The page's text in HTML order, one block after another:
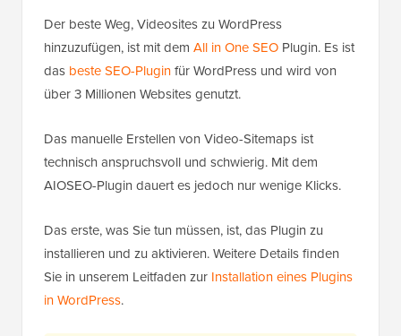
Der beste Weg, Videosites zu WordPress
hinzuzufügen, ist mit dem All in One SEO Plugin. Es ist
das beste SEO-Pluginfür WordPress und wird von
über 3 Millionen Websites genutzt.
Das manuelle Erstellen von Video-Sitemaps ist
technisch anspruchsvoll und schwierig. Mit dem
AIOSEO-Plugin dauert es jedoch nur wenige Klicks.
Das erste, was Sie tun müssen, ist, das Plugin zu
installieren und zu aktivieren. Weitere Details finden
Sie in unserem Leitfaden zur Installation eines Plugins
in WordPress.